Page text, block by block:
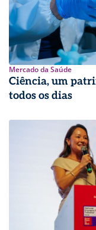
Mercado da Saúde
Ciência, um
todos os dias